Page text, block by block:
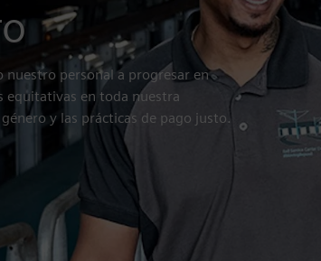
personal a progresar en
equitativas en toda nuestra
y las prácticas de pago justo.